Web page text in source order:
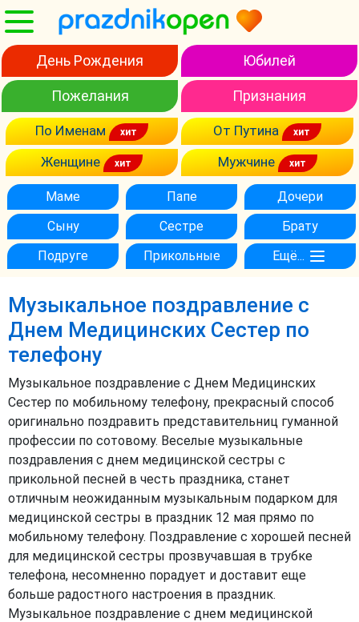
День Рождения Юбилей
Пожелания Признания
По Именам
От Путина
Женщине
Мужчине
Маме Папе
Дочери
Сыну
Сестре
Брату
Подруге
Прикольные Ещё...
Музыкальное поздравление с
Днем Медицинских Сестер по
телефону
Музыкальное поздравление с Днем Медицинских
Сестер по мобильному телефону, прекрасный способ
оригинально поздравить представительниц гуманной
профессии по сотовому. Веселые музыкальные
поздравления с днем медицинской сестры с
прикольной песней в честь праздника, станет
отличным неожиданным музыкальным подарком для
медицинской сестры в праздник 12 мая прямо по
мобильному телефону. Поздравление с хорошей песней
для медицинской сестры прозвучавшая в трубке
телефона, несомненно порадует и доставит еще
больше радостного настроения в праздник.
Музыкальное поздравление с днем медицинской